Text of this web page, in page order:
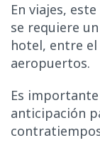
En viajes,
se requiere
hotel, entre
aeropuertos.
Es
anticipación